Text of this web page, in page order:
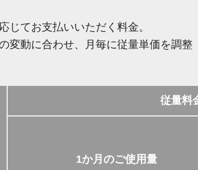
じてお支払いいただく料金。
変動に合わせ、月毎に従量単価を調整
従量料
1か月のご使用量